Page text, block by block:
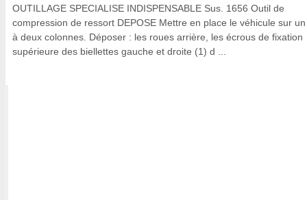
OUTILLAGE SPECIALISE INDISPENSABLE Sus. 1656 Outil de
compression de ressort DEPOSE Mettre en place le véhicule sur
à deux colonnes. Déposer : les roues arrière, les écrous de fixation
supérieure des biellettes gauche et droite (1) d ...